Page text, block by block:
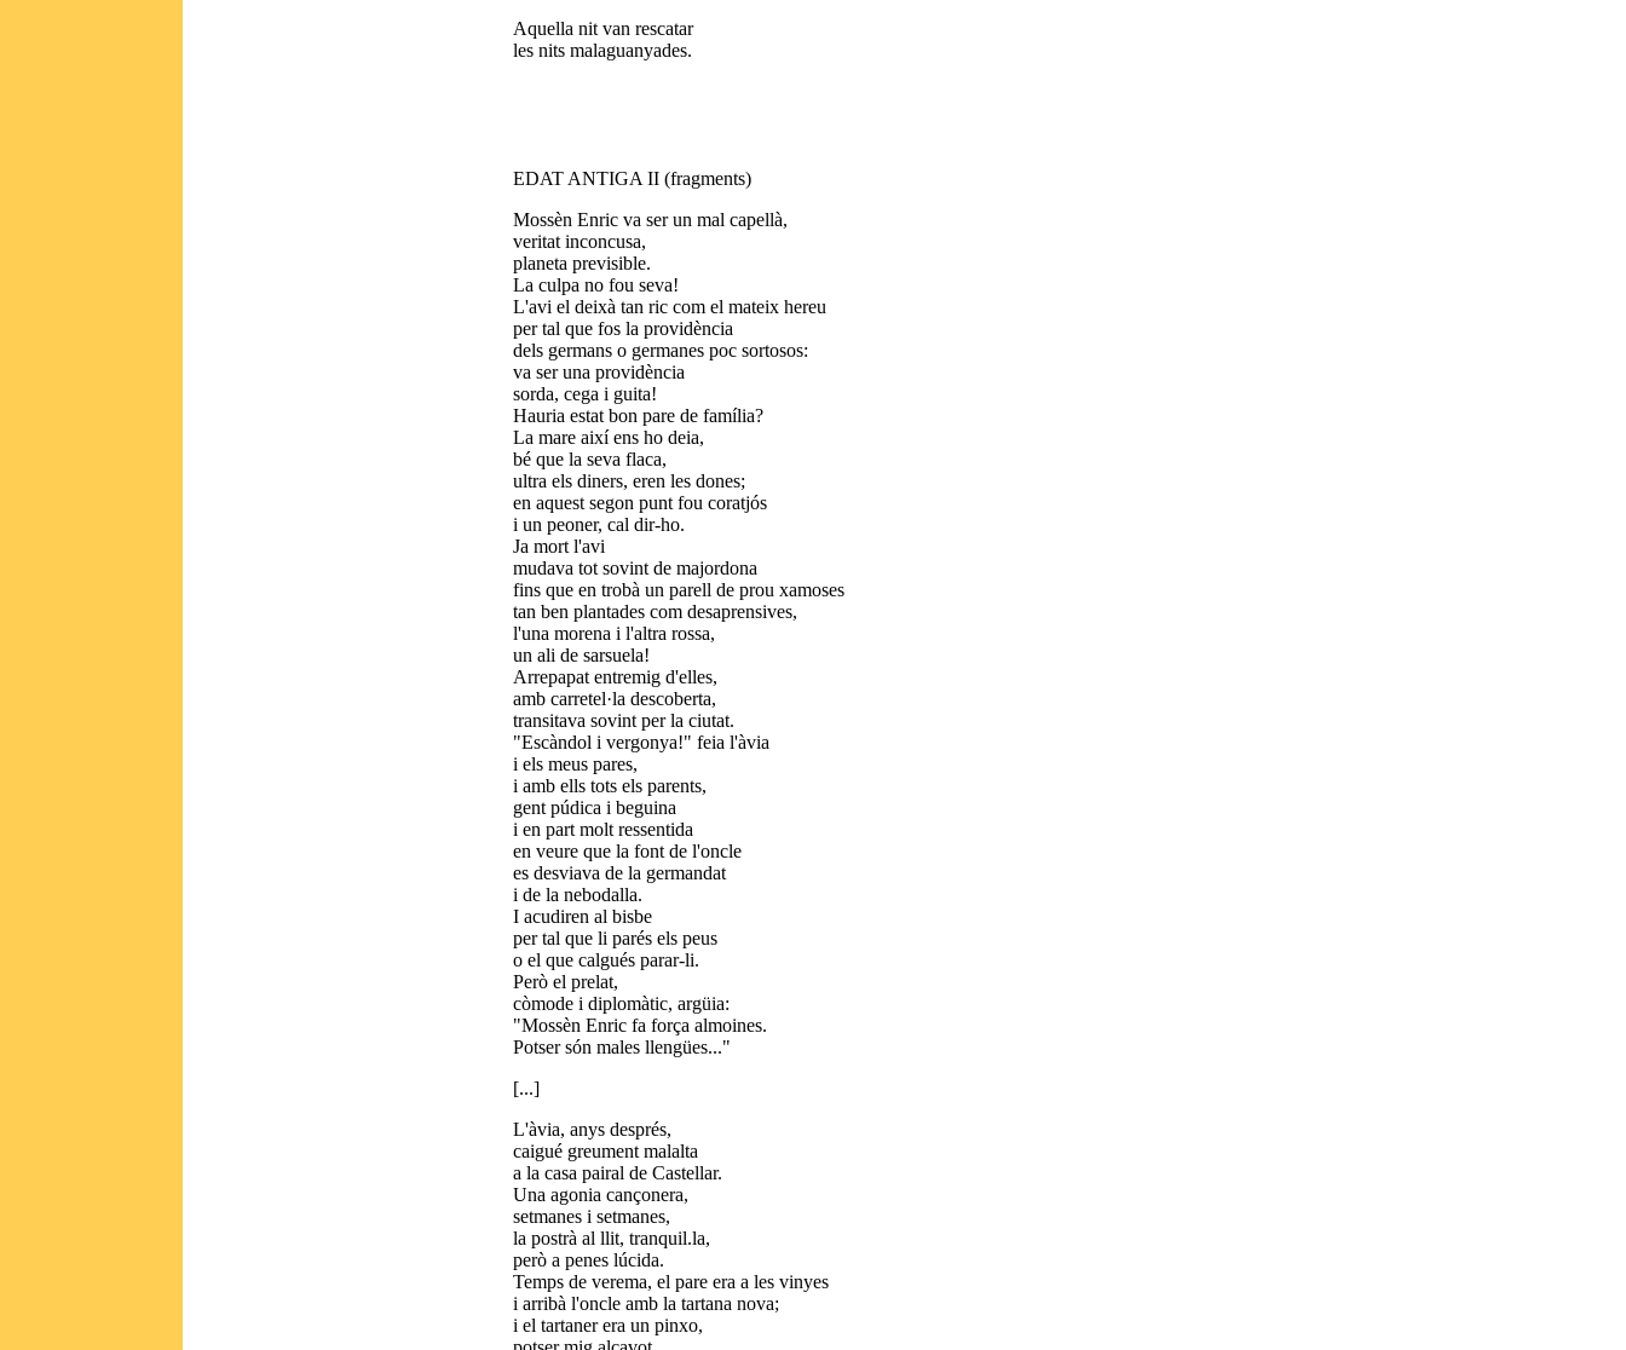
Aquella nit van rescatar
les nits malaguanyades.
EDAT ANTIGA II (fragments)
Mossèn Enric va ser un mal capellà,
veritat inconcusa,
planeta previsible.
La culpa no fou seva!
L'avi el deixà tan ric com el mateix hereu
per tal que fos la providència
dels germans o germanes poc sortosos:
va ser una providència
sorda, cega i guita!
Hauria estat bon pare de família?
La mare així ens ho deia,
bé que la seva flaca,
ultra els diners, eren les dones;
en aquest segon punt fou coratjós
i un peoner, cal dir-ho.
Ja mort l'avi
mudava tot sovint de majordona
fins que en trobà un parell de prou xamoses
tan ben plantades com desaprensives,
l'una morena i l'altra rossa,
un ali de sarsuela!
Arrepapat entremig d'elles,
amb carretel·la descoberta,
transitava sovint per la ciutat.
"Escàndol i vergonya!" feia l'àvia
i els meus pares,
i amb ells tots els parents,
gent púdica i beguina
i en part molt ressentida
en veure que la font de l'oncle
es desviava de la germandat
i de la nebodalla.
I acudiren al bisbe
per tal que li parés els peus
o el que calgués parar-li.
Però el prelat,
còmode i diplomàtic, argüia:
"Mossèn Enric fa força almoines.
Potser són males llengües..."
[...]
L'àvia, anys després,
caigué greument malalta
a la casa pairal de Castellar.
Una agonia cançonera,
setmanes i setmanes,
la postrà al llit, tranquil.la,
però a penes lúcida.
Temps de verema, el pare era a les vinyes
i arribà l'oncle amb la tartana nova;
i el tartaner era un pinxo,